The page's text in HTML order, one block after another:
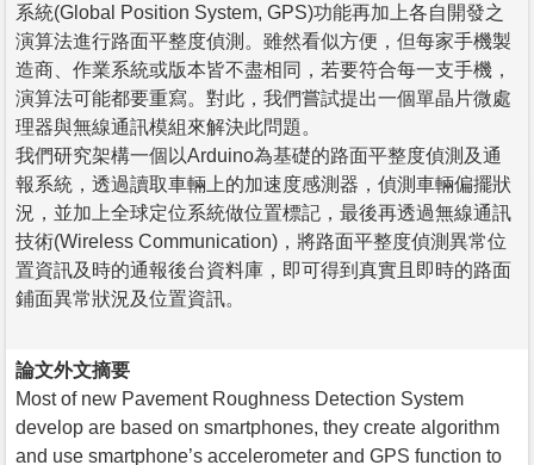
系統(Global Position System, GPS)功能再加上各自開發之
演算法進行路面平整度偵測。雖然看似方便，但每家手機製
造商、作業系統或版本皆不盡相同，若要符合每一支手機，
演算法可能都要重寫。對此，我們嘗試提出一個單晶片微處
理器與無線通訊模組來解決此問題。
我們研究架構一個以Arduino為基礎的路面平整度偵測及通
報系統，透過讀取車輛上的加速度感測器，偵測車輛偏擺狀
況，並加上全球定位系統做位置標記，最後再透過無線通訊
技術(Wireless Communication)，將路面平整度偵測異常位
置資訊及時的通報後台資料庫，即可得到真實且即時的路面
鋪面異常狀況及位置資訊。
論文外文摘要
Most of new Pavement Roughness Detection System
develop are based on smartphones, they create algorithm
and use smartphone’s accelerometer and GPS function to